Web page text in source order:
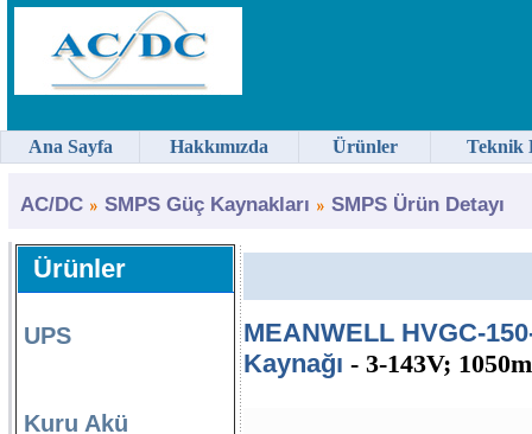
AC/DC SMPS Güç Kaynakları SMPS Ürün Detayı
Ürünler
UPS
Kuru Akü
MEANWELL HVGC-
Kaynağı - 3-143V;
Ana Sayfa Hakkımızda Ürünler Teknik